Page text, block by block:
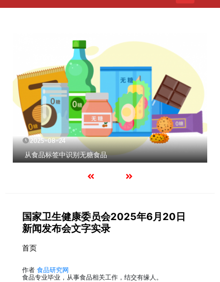
2025-08-24
从食品标签中识别无糖食品
国家卫生健康委员会2025年6月20日
新闻发布会文字实录
首页
作者 食品研究网
食品专业毕业，从事食品相关工作，结交有缘人。